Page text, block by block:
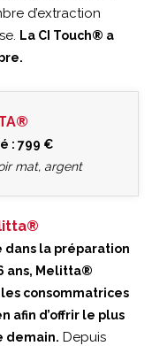
d’extraction
La CI Touch® a
: 799 €
mat, argent
la préparation
ans, Melitta®
consommatrices
afin d’offrir le plus
demain. Depuis